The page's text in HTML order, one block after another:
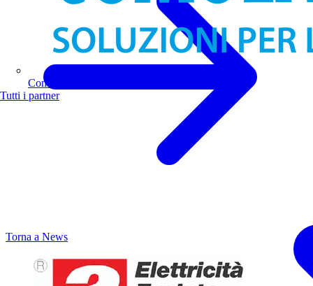
Comoli Ferrari
Tutti i partner
Torna a News